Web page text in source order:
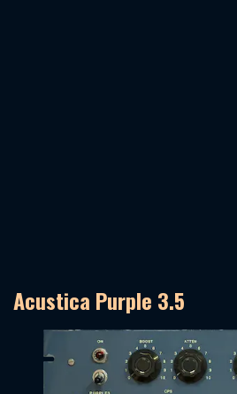
Acustica Purple 3.5